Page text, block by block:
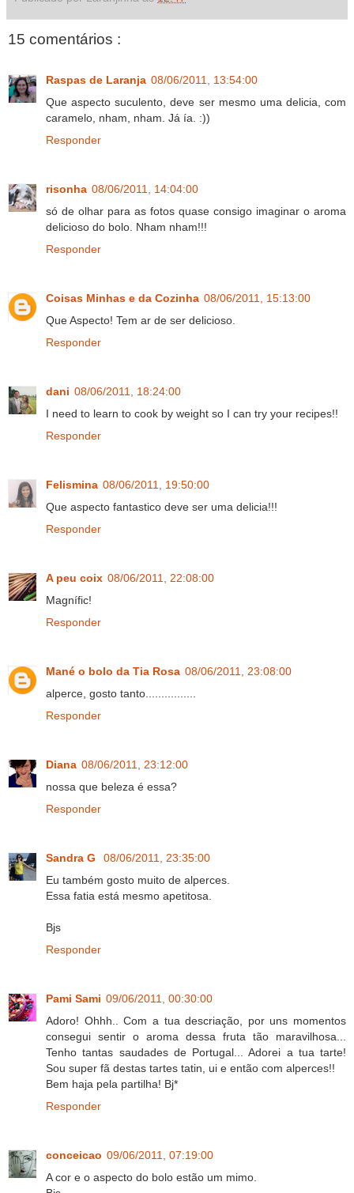
15 comentários :
Raspas de Laranja 08/06/2011, 13:54:00
Que aspecto suculento, deve ser mesmo uma delicia, com
caramelo, nham, nham. Já ía. :))
Responder
risonha 08/06/2011, 14:04:00
só de olhar para as fotos quase consigo imaginar o aroma
delicioso do bolo. Nham nham!!!
Responder
Coisas Minhas e da Cozinha 08/06/2011, 15:13:00
Que Aspecto! Tem ar de ser delicioso.
Responder
dani 08/06/2011, 18:24:00
I need to learn to cook by weight so I can try your recipes!!
Responder
Felismina 08/06/2011, 19:50:00
Que aspecto fantastico deve ser uma delicia!!!
Responder
A peu coix 08/06/2011, 22:08:00
Magnífic!
Responder
Mané o bolo da Tia Rosa 08/06/2011, 23:08:00
alperce, gosto tanto................
Responder
Diana 08/06/2011, 23:12:00
nossa que beleza é essa?
Responder
Sandra G
08/06/2011, 23:35:00
Eu também gosto muito de alperces.
Essa fatia está mesmo apetitosa.
Bjs
Responder
Pami Sami 09/06/2011, 00:30:00
Adoro! Ohhh.. Com a tua descriação, por uns momentos
consegui sentir o aroma dessa fruta tão maravilhosa...
Tenho tantas saudades de Portugal... Adorei a tua tarte!
Sou super fã destas tartes tatin, ui e então com alperces!!
Bem haja pela partilha! Bj*
Responder
conceicao 09/06/2011, 07:19:00
A cor e o aspecto do bolo estão um mimo.